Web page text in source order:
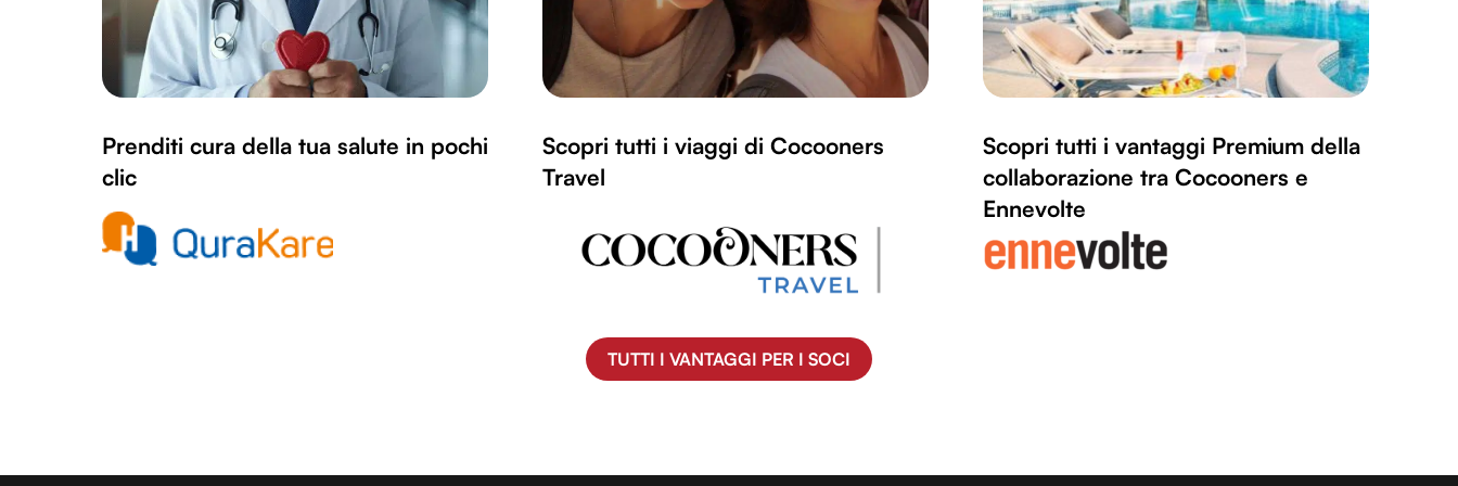
Prenditi cura della tua salute in pochi
clic
Scopri tutti i viaggi di Cocooners
Travel
Scopri tutti i vantaggi Premium della
collaborazione tra Cocooners e
Ennevolte
TUTTI I VANTAGGI PER I SOCI